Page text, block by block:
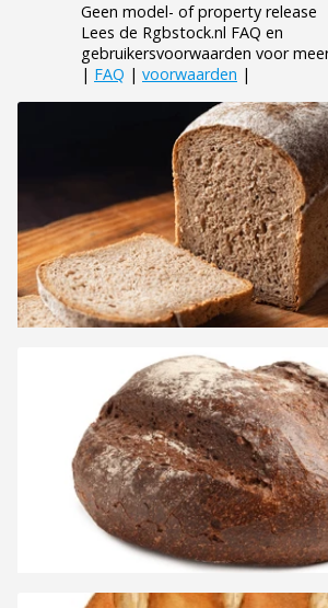
Geen model- of property release
Lees de Rgbstock.nl FAQ en
gebruikersvoorwaarden voor
| FAQ | voorwaarden |